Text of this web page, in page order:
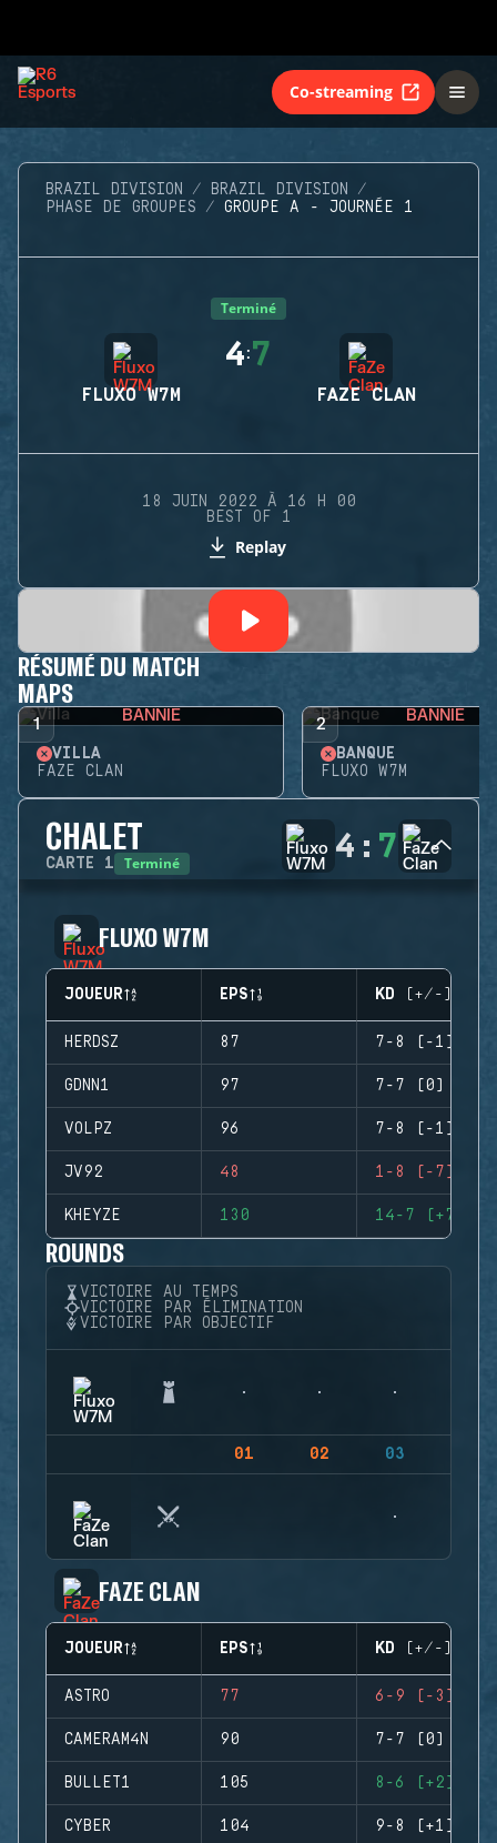
Co-streaming
BRAZIL DIVISION
BRAZIL DIVISION
PHASE DE GROUPES
GROUPE A - JOURNÉE 1
Terminé
FLUXO W7M
4:7
FAZE CLAN
18 JUIN 2022 À 16 H 00
BEST OF 1
Replay
RÉSUMÉ DU MATCH
MAPS
1 BANNIE
VILLA
FAZE CLAN
2 BANNIE
BANQUE
FLUXO W7M
CHALET
CARTE 1 Terminé 4 : 7
FLUXO W7M
JOUEUR EPS KD (+/-)
HERDSZ 87 7-8 (-1)
GDNN1 97 7-7 (0)
VOLPZ 96 7-8 (-1)
JV92 48 1-8 (-7)
KHEYZE 130 14-7 (+7)
ROUNDS
VICTOIRE AU TEMPS
VICTOIRE PAR ÉLIMINATION
VICTOIRE PAR OBJECTIF
01 02 03
FAZE CLAN
JOUEUR EPS KD (+/-)
ASTRO 77 6-9 (-3)
CAMERAM4N 90 7-7 (0)
BULLET1 105 8-6 (+2)
CYBER 104 9-8 (+1)